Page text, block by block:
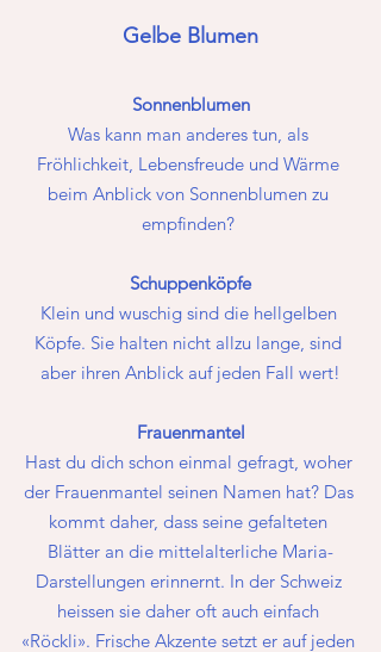
Gelbe Blumen
Sonnenblumen
Was kann man anderes tun, als
Fröhlichkeit, Lebensfreude und Wärme
beim Anblick von Sonnenblumen zu
empfinden?
Schuppenköpfe
Klein und wuschig sind die hellgelben
Köpfe. Sie halten nicht allzu lange, sind
aber ihren Anblick auf jeden Fall wert!
Frauenmantel
Hast du dich schon einmal gefragt, woher
der Frauenmantel seinen Namen hat? Das
kommt daher, dass seine gefalteten
Blätter an die mittelalterliche Maria-
Darstellungen erinnernt. In der Schweiz
heissen sie daher oft auch einfach
«Röckli». Frische Akzente setzt er auf jeden